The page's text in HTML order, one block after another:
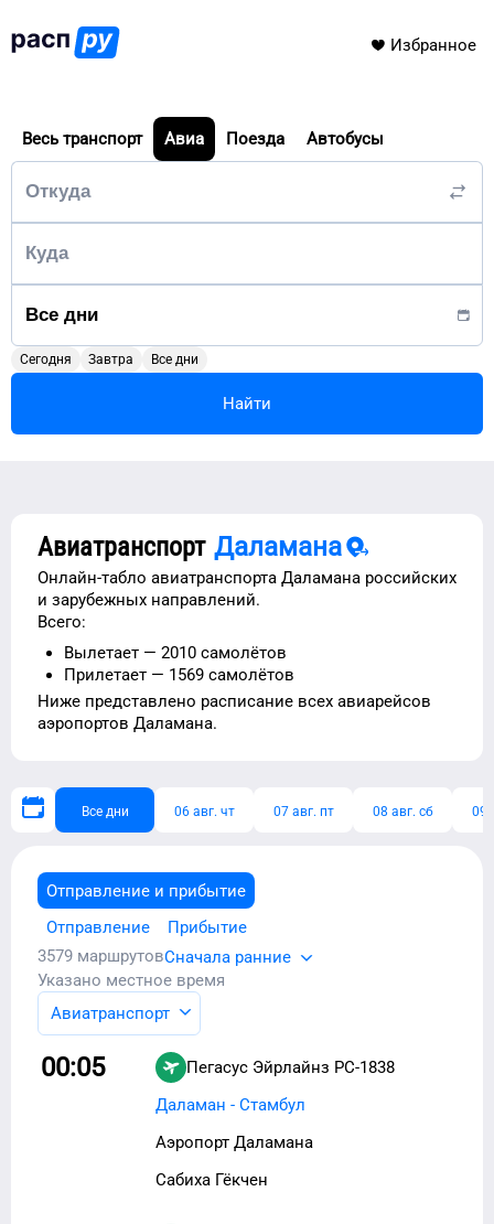
Избранное
Весь транспорт Авиа Поезда Автобусы
Сегодня Завтра Все дни
Найти
Авиатранспорт Даламана
Онлайн-табло авиатранспорта Даламана российских
и зарубежных направлений.
Всего:
Вылетает — 2010 самолётов
Прилетает — 1569 самолётов
Ниже представлено расписание всех авиарейсов
аэропортов Даламана.
Все дни 06 авг. чт 07 авг. пт 08 авг. сб 09
Отправление и прибытие
Отправление
Прибытие
3579 маршрутовСначала ранние
Указано местное время
Авиатранспорт
00:05 Пегасус Эйрлайнз PC-1838
Даламан - Стамбул
Аэропорт Даламана
Сабиха Гёкчен